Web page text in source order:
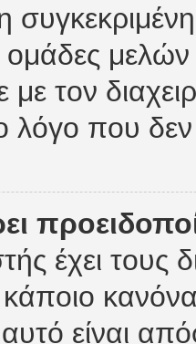
ομάδες
με τον
λόγο που
έχει
κάποιο
είναι